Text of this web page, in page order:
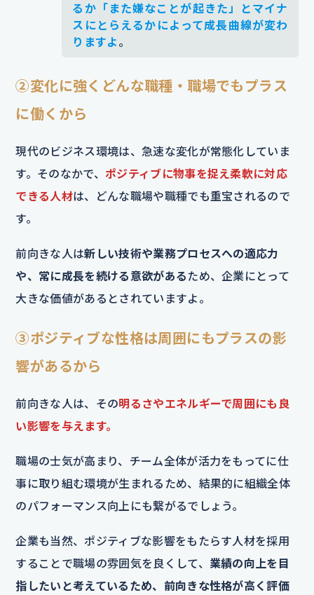
るか「また嫌なことが起きた」とマイナ
スにとらえるかによって成長曲線が変わ
りますよ 。
②変化に強くどんな職種・職場でもプラス
に働くから
現代のビジネス環境は、急速な変化が常態化していま
す。そのなかで、 ポジティブに物事を捉え柔軟に対応
できる人材は、どんな職場や職種でも重宝されるので
す。
前向きな人は新しい技術や業務プロセスへの適応力
や、常に成長を続ける意欲があるため、企業にとって
大きな価値があるとされていますよ。
③ポジティブな性格は周囲にもプラスの影
響があるから
前向きな人は、その明るさやエネルギーで周囲にも良
い影響を与えます。
職場の士気が高まり、チーム全体が活力をもってに仕
事に取り組む環境が生まれるため、結果的に組織全体
のパフォーマンス向上にも繋がるでしょう。
企業も当然、ポジティブな影響をもたらす人材を採用
することで職場の雰囲気を良くして、 業績の向上を目
指したいと考えているため、前向きな性格が高く評価